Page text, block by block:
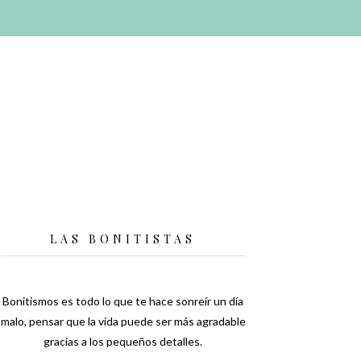
LAS BONITISTAS
Bonitismos es todo lo que te hace sonreír un día
malo, pensar que la vida puede ser más agradable
gracias a los pequeños detalles.